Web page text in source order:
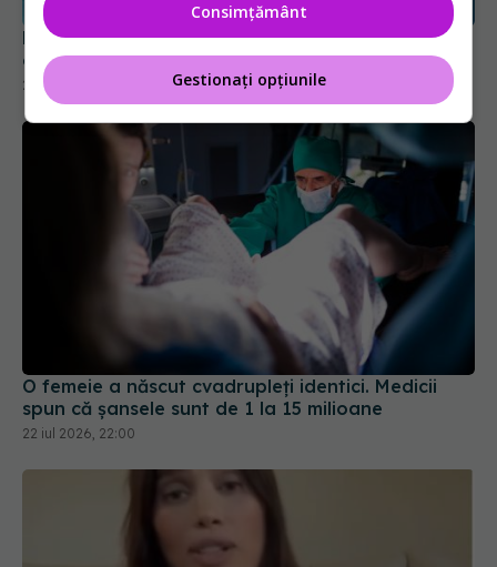
Harta noilor spitale construite prin PNRR. Ce
orașe vor avea unități medicale moderne
28 iul 2026, 11:33
O femeie a născut cvadrupleți identici. Medicii
spun că șansele sunt de 1 la 15 milioane
22 iul 2026, 22:00
Consimțământ
Gestionați opțiunile